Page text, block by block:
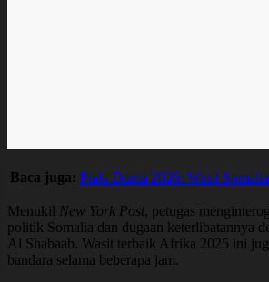
Baca juga: Piala Dunia 2026: Wasit
Menukil New York Post, petugas
politik Somalia dan dugaan keterlibatannya
Al Shabaab. Wasit terbaik Afrika 2025 ini
bandara selama beberapa jam.